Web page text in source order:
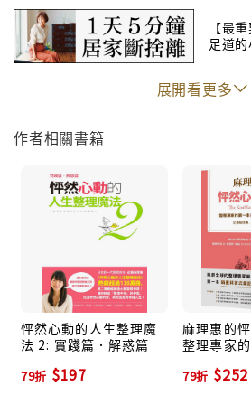
★整理完，不知不覺就瘦了三公斤
效！
★因為開始明確地知道對自己而言
是不必要的，所以我決定和老公離
★這不是一本教你收納整理的書，
★這本書從精神面、收納順序到方
這本書就夠了！
★這本書所說的「丟東西」不是單
一種把有緣無緣的東西再轉送利用
★看完這本書，業績竟然大幅提昇
業務朋友看！
【最
足道
展開看更多
作者相關書籍
怦然心動的人生整理魔
法 2: 實踐篇．解惑篇
79折 $197
麻理惠的
整理專家
79折 $252